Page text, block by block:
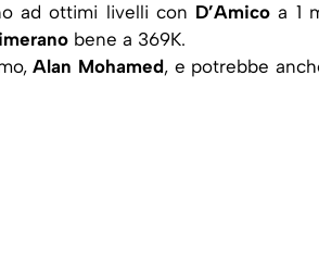
ad ottimi livelli con D’Amico a 1
bene a 369K.
Alan Mohamed, e potrebbe